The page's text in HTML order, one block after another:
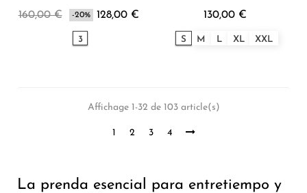
160,00 € -20% 128,00 €
3
130,00 €
S M L XL XXL
Affichage 1-32 de 103 article(s)
1 2 3 4
La prenda esencial para entretiempo y